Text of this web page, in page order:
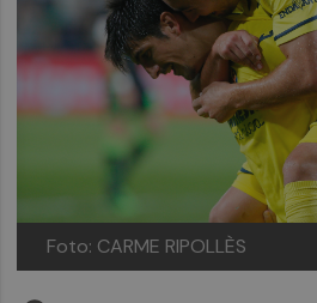
Foto: CARME RIPOLLÈS